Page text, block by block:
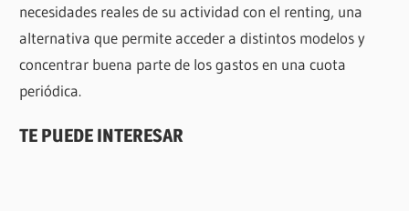
necesidades reales de su actividad con el renting, una
alternativa que permite acceder a distintos modelos y
concentrar buena parte de los gastos en una cuota
periódica.
TE PUEDE INTERESAR